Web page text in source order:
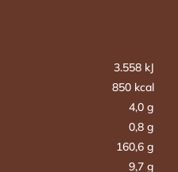
3.558 kJ
850 kcal
4,0 g
0,8 g
160,6 g
9,7 g